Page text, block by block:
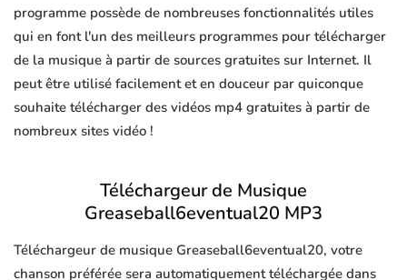
programme possède de nombreuses fonctionnalités utiles
qui en font l'un des meilleurs programmes pour télécharger
de la musique à partir de sources gratuites sur Internet. Il
peut être utilisé facilement et en douceur par quiconque
souhaite télécharger des vidéos mp4 gratuites à partir de
nombreux sites vidéo !
Téléchargeur de Musique
Greaseball6eventual20 MP3
Téléchargeur de musique Greaseball6eventual20, votre
chanson préférée sera automatiquement téléchargée dans